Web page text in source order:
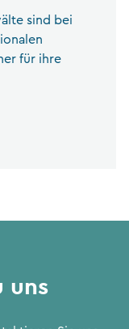
sind bei
für ihre
uns